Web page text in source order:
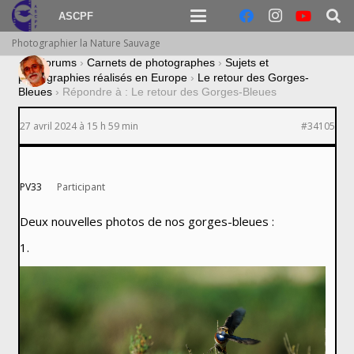
ASCPF
Photographier la Nature Sauvage
› Forums › Carnets de photographes › Sujets et
photographies réalisés en Europe › Le retour des Gorges-
Bleues › Répondre à : Le retour des Gorges-Bleues
27 avril 2024 à 15 h 59 min #34105
PV33 Participant
Deux nouvelles photos de nos gorges-bleues :
1.